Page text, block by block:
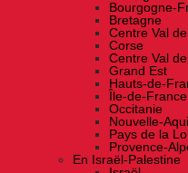
Bourgogne-
Bretagne
Centre Val
Corse
Centre Val
Grand Est
Hauts-de-
Île-de-France
Occitanie
Nouvelle-
Pays de la
Provence-
En Israël-Palestine